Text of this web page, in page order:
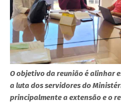
O objetivo da reunião é alinhar
a luta dos servidores do
principalmente a extensão e o